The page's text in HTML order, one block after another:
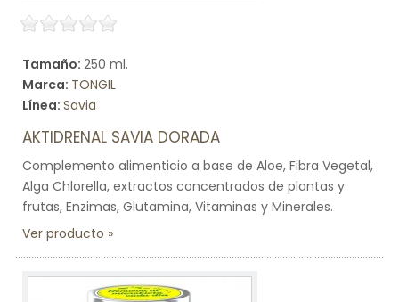
Tamaño: 250 ml.
Marca: TONGIL
Línea: Savia
AKTIDRENAL SAVIA DORADA
Complemento alimenticio a base de Aloe, Fibra Vegetal,
Alga Chlorella, extractos concentrados de plantas y
frutas, Enzimas, Glutamina, Vitaminas y Minerales.
Ver producto